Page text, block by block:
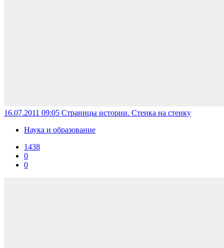
16.07.2011 09:05 Страницы истории. Стенка на стенку
Наука и образование
1438
0
0